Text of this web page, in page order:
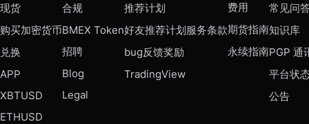
现货
购买加密货币
兑换
APP
XBTUSD
ETHUSD
合规
BMEX Token
招聘
Blog
Legal
推荐计划
好友推荐计划服务条款
bug反馈奖励
TradingView
费用
期货指南
永续指南
常见问
知识库
PGP 通
平台状
公告